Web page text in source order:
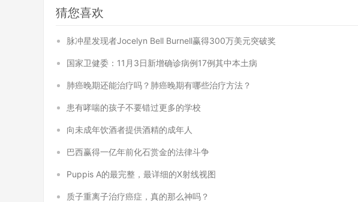
猜您喜欢
脉冲星发现者Jocelyn Bell Burnell赢得300万美元突破奖
国家卫健委：11月3日新增确诊病例17例其中本土病
肺癌晚期还能治疗吗？肺癌晚期有哪些治疗方法？
患有哮喘的孩子不要错过更多的学校
向未成年饮酒者提供酒精的成年人
巴西赢得一亿年前化石赏金的法律斗争
Puppis A的最完整，最详细的X射线视图
质子重离子治疗癌症，真的那么神吗？